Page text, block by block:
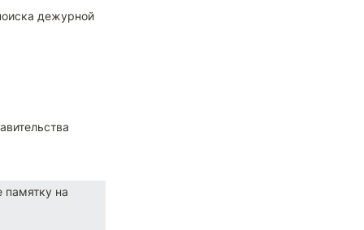
дежурной
памятку на